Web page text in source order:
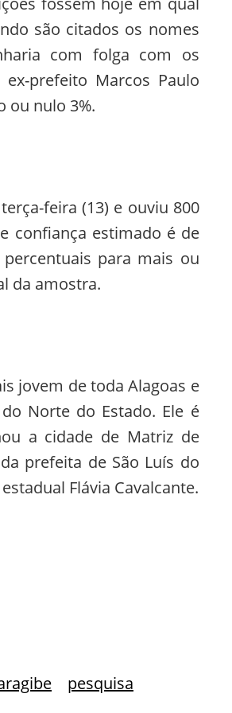
são citados os nomes
com folga com os
prefeito Marcos Paulo
ou nulo 3%.
feira (13) e ouviu 800
confiança estimado é de
para mais ou
da amostra.
jovem de toda Alagoas e
Norte do Estado. Ele é
a cidade de Matriz de
prefeita de São Luís do
Flávia Cavalcante.
pesquisa